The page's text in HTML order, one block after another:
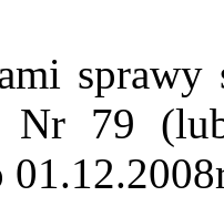
Nr 79